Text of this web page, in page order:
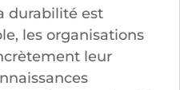
durabilité est
les organisations
leur